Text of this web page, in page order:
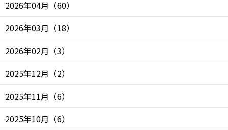
2026年04月 （60）
2026年03月 （18）
2026年02月 （3）
2025年12月 （2）
2025年11月 （6）
2025年10月 （6）